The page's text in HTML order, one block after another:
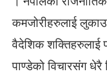
कमजोरीहरुलाई
वैदेशिक शक्तिहरुलाई
पाण्डेको विचारसंग